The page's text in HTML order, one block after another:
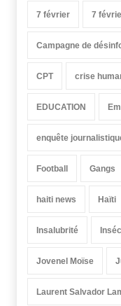
7 février 7
Campagne de
CPT crise
EDUCATION
enquête
Football Gangs
haiti news Haïti
Insalubrité
Jovenel Moïse
Laurent Salvador